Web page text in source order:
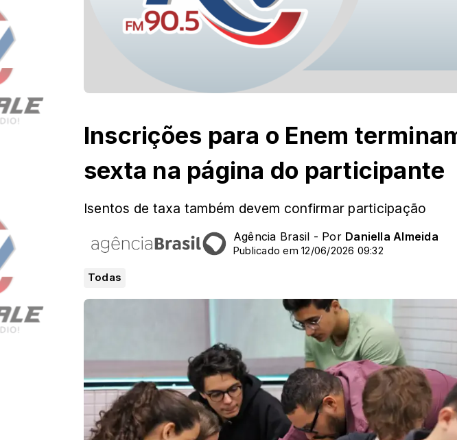
Inscrições para o Enem
sexta na página do participante
Isentos de taxa também devem confirmar participação
Agência Brasil - Por Daniella Almeida
Publicado em 12/06/2026 09:32
Todas